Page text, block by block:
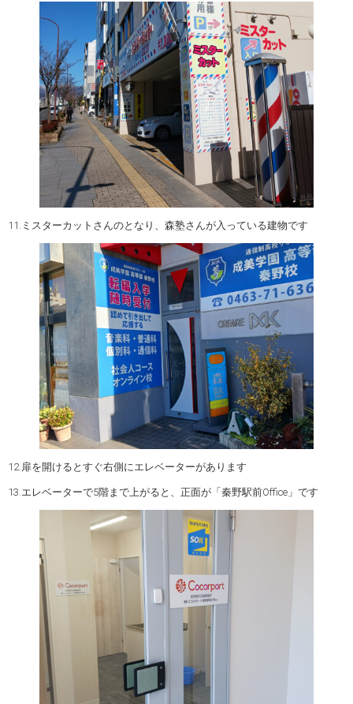
11.ミスターカットさんのとなり、森塾さんが入っている建物です
12.扉を開けるとすぐ右側にエレベーターがあります
13.エレベーターで5階まで上がると、正面が「秦野駅前Office」です